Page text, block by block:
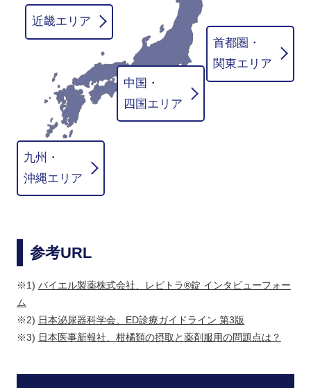
首都圏・
関東エリア
近畿エリア
中国・
四国エリア
九州・
沖縄エリア
参考URL
※1) バイエル製薬株式会社、レビトラ®錠 インタビューフォー
ム
※2) 日本泌尿器科学会、ED診療ガイドライン 第3版
※3) 日本医事新報社、柑橘類の摂取と薬剤服用の問題点は？